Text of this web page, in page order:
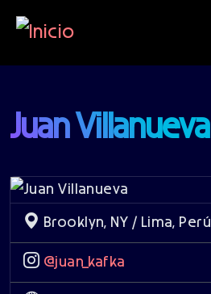
Juan Villanueva
Brooklyn, NY / Lima, Perú
@juan_kafka